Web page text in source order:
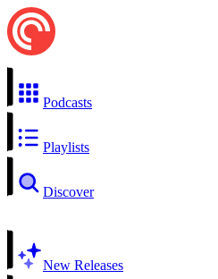
Podcasts
Playlists
Discover
New Releases